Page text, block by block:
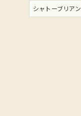
シャトーブリアン